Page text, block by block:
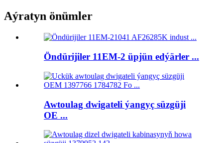
Aýratyn önümler
Öndürijiler 11EM-2 üpjün edýärler ...
Awtoulag dwigateli ýangyç süzgüji
OE ...